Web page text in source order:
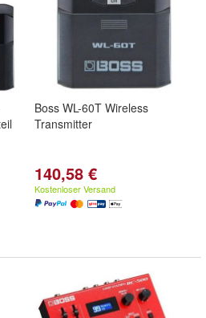
Boss WL-60T Wireless
Transmitter
140,58 €
Kostenloser Versand